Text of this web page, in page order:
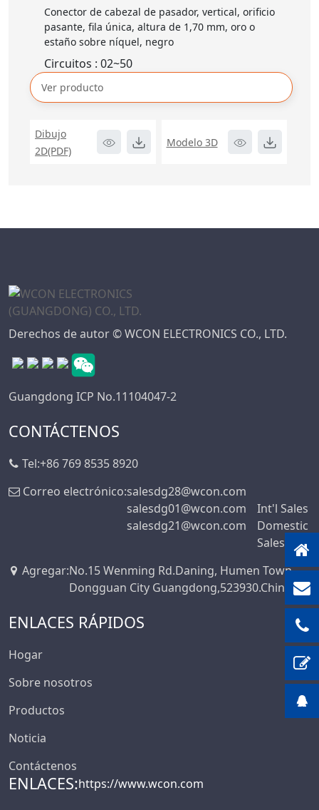
Conector de cabezal de pasador, vertical, orificio
pasante, fila única, altura de 1,70 mm, oro o
estaño sobre níquel, negro
Circuitos : 02~50
Ver producto
Dibujo
2D(PDF)
Modelo 3D
Derechos de autor © WCON ELECTRONICS CO., LTD.
Guangdong ICP No.11104047-2
CONTÁCTENOS
Tel:+86 769 8535 8920
Correo electrónico:salesdg28@wcon.com
salesdg01@wcon.com
Int'l Sales
salesdg21@wcon.com
Domestic
Sales
Agregar:No.15 Wenming Rd.Daning, Humen Town,
Dongguan City Guangdong,523930.China
ENLACES RÁPIDOS
Hogar
Sobre nosotros
Productos
Noticia
Contáctenos
ENLACES:https://www.wcon.com